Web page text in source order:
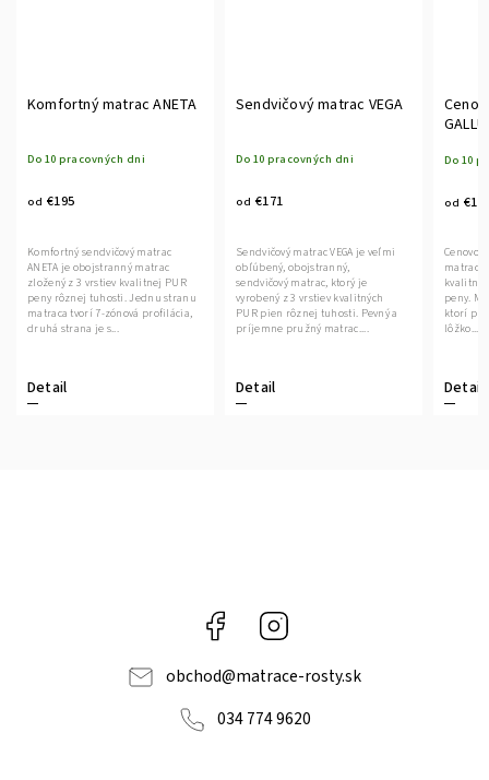
Komfortný matrac ANETA
Do 10 pracovných dni
od €195
Detail
Komfortný sendvičový matrac
ANETA je obojstranný matrac
zložený z 3 vrstiev kvalitnej PUR
peny rôznej tuhosti. Jednu stranu
matraca tvorí 7-zónová profilácia,
druhá strana je s...
Sendvičový matrac VEGA
Do 10 pracovných dni
od €171
Detail
Sendvičový matrac VEGA je veľmi
obľúbený, obojstranný,
sendvičový matrac, ktorý je
vyrobený z 3 vrstiev kvalitných
PUR pien rôznej tuhosti. Pevný a
príjemne pružný matrac....
Do 10
od
Detail
Cenovo
matrac
kvalitnej
peny.
ktorí
lôžko....
Facebook
obchod@matrace-rosty.sk
034 774 9620